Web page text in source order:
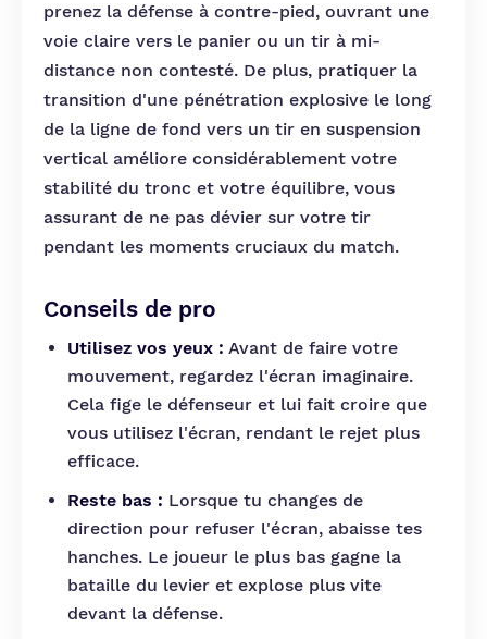
prenez la défense à contre-pied, ouvrant une
voie claire vers le panier ou un tir à mi-
distance non contesté. De plus, pratiquer la
transition d'une pénétration explosive le long
de la ligne de fond vers un tir en suspension
vertical améliore considérablement votre
stabilité du tronc et votre équilibre, vous
assurant de ne pas dévier sur votre tir
pendant les moments cruciaux du match.
Conseils de pro
Utilisez vos yeux : Avant de faire votre
mouvement, regardez l'écran imaginaire.
Cela fige le défenseur et lui fait croire que
vous utilisez l'écran, rendant le rejet plus
efficace.
Reste bas : Lorsque tu changes de
direction pour refuser l'écran, abaisse tes
hanches. Le joueur le plus bas gagne la
bataille du levier et explose plus vite
devant la défense.